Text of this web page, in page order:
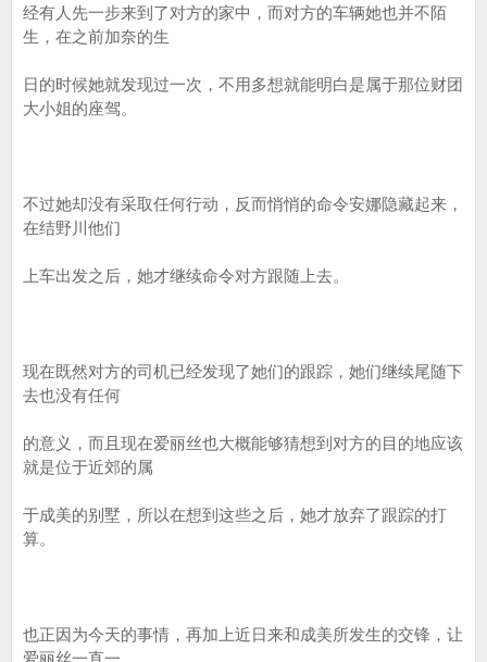
经有人先一步来到了对方的家中，而对方的车辆她也并不陌
生，在之前加奈的生
日的时候她就发现过一次，不用多想就能明白是属于那位财团
大小姐的座驾。
不过她却没有采取任何行动，反而悄悄的命令安娜隐藏起来，
在结野川他们
上车出发之后，她才继续命令对方跟随上去。
现在既然对方的司机已经发现了她们的跟踪，她们继续尾随下
去也没有任何
的意义，而且现在爱丽丝也大概能够猜想到对方的目的地应该
就是位于近郊的属
于成美的别墅，所以在想到这些之后，她才放弃了跟踪的打
算。
也正因为今天的事情，再加上近日来和成美所发生的交锋，让
爱丽丝一直一